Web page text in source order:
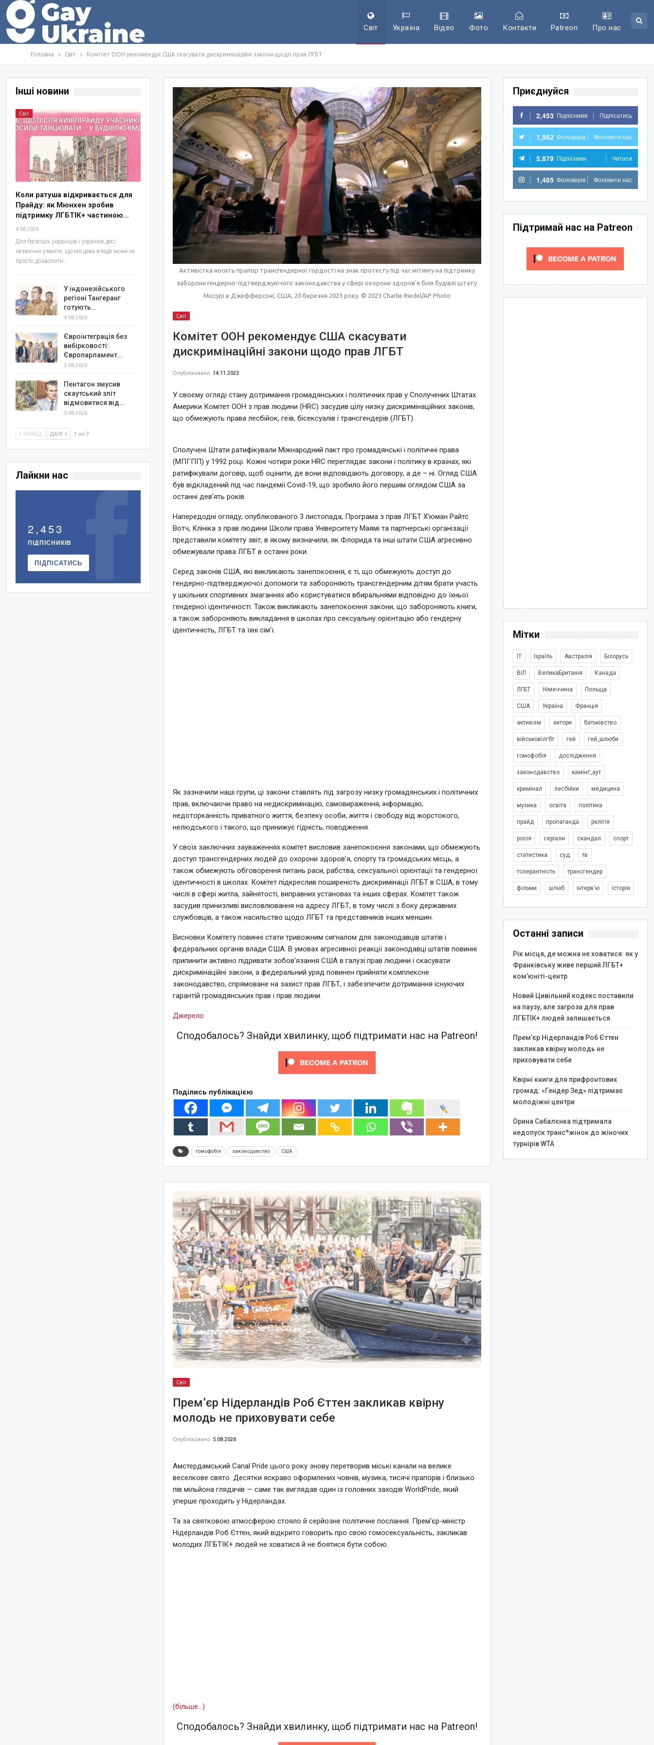
Світ Україна Відео Фото Контакти Patreon Про нас
Головна Світ Комітет ООН рекомендує США скасувати дискримінаційні закони щодо прав ЛГБТ
Активістка носить прапор трансгендерної гордості на знак протесту під час мітингу на підтримку
заборони гендерно-підтверджуючого законодавства у сфері охорони здоров'я біля будівлі штату
Міссурі в Джефферсоні, США, 20 березня 2023 року. © 2023 Charlie Riedel/AP Photo
Світ
Комітет ООН рекомендує США скасувати
дискримінаційні закони щодо прав ЛГБТ
Опубліковано 14.11.2023
У своєму огляді стану дотримання громадянських і політичних прав у Сполучених Штатах
Америки Комітет ООН з прав людини (HRC) засудив цілу низку дискримінаційних законів,
що обмежують права лесбійок, геїв, бісексуалів і трансгендерів (ЛГБТ).
Сполучені Штати ратифікували Міжнародний пакт про громадянські і політичні права
(МПГПП) у 1992 році. Кожні чотири роки HRC переглядає закони і політику в країнах, які
ратифікували договір, щоб оцінити, де вони відповідають договору, а де – ні. Огляд США
був відкладений під час пандемії Covid-19, що зробило його першим оглядом США за
останні дев’ять років.
Напередодні огляду, опублікованого 3 листопада, Програма з прав ЛГБТ Х’юман Райтс
Вотч, Клініка з прав людини Школи права Університету Маямі та партнерські організації
представили комітету звіт, в якому визначили, як Флорида та інші штати США агресивно
обмежували права ЛГБТ в останні роки.
Серед законів США, які викликають занепокоєння, є ті, що обмежують доступ до
гендерно-підтверджуючої допомоги та забороняють трансгендерним дітям брати участь
у шкільних спортивних змаганнях або користуватися вбиральнями відповідно до їхньої
гендерної ідентичності. Також викликають занепокоєння закони, що забороняють книги,
а також забороняють викладання в школах про сексуальну орієнтацію або гендерну
ідентичність, ЛГБТ та їхні сім’ї.
Як зазначили наші групи, ці закони ставлять під загрозу низку громадянських і політичних
прав, включаючи право на недискримінацію, самовираження, інформацію,
недоторканність приватного життя, безпеку особи, життя і свободу від жорстокого,
нелюдського і такого, що принижує гідність, поводження.
У своїх заключних зауваженнях комітет висловив занепокоєння законами, що обмежують
доступ трансгендерних людей до охорони здоров’я, спорту та громадських місць, а
також обмежують обговорення питань раси, рабства, сексуальної орієнтації та гендерної
ідентичності в школах. Комітет підкреслив поширеність дискримінації ЛГБТ в США, в тому
числі в сфері житла, зайнятості, виправних установах та інших сферах. Комітет також
засудив принизливі висловлювання на адресу ЛГБТ, в тому числі з боку державних
службовців, а також насильство щодо ЛГБТ та представників інших меншин.
Висновки Комітету повинні стати тривожним сигналом для законодавців штатів і
федеральних органів влади США. В умовах агресивної реакції законодавці штатів повинні
припинити активно підривати зобов’язання США в галузі прав людини і скасувати
дискримінаційні закони, а федеральний уряд повинен прийняти комплексне
законодавство, спрямоване на захист прав ЛГБТ, і забезпечити дотримання існуючих
гарантій громадянських прав і прав людини.
Джерело
Сподобалось? Знайди хвилинку, щоб підтримати нас на Patreon!
Поділись публікацією
гомофобія законодавство США
Світ
Прем’єр Нідерландів Роб Єттен закликав квірну
молодь не приховувати себе
Опубліковано 5.08.2026
Амстердамський Canal Pride цього року знову перетворив міські канали на велике
веселкове свято. Десятки яскраво оформлених човнів, музика, тисячі прапорів і близько
пів мільйона глядачів — саме так виглядав один із головних заходів WorldPride, який
уперше проходить у Нідерландах.
Та за святковою атмосферою стояло й серйозне політичне послання. Прем’єр-міністр
Нідерландів Роб Єттен, який відкрито говорить про свою гомосексуальність, закликав
молодих ЛГБТІК+ людей не ховатися й не боятися бути собою.
(більше…)
Сподобалось? Знайди хвилинку, щоб підтримати нас на Patreon!
Приєднуйся
2,453 Підпісників Підпісатись
1,562 Фоловерів Фоловити нас
5,879 Підпісники Читати
1,485 Фоловерів Фоловити нас
Підтримай нас на Patreon
Мітки
IT Ізраїль Австралія Білорусь
ВІЛ ВеликаБританія Канада
ЛГБТ Німеччина Польща
США Україна Франція
активізм актори батьківство
військовілгбт гей гей_шлюби
гомофобія дослідження
законодавство камінґ_аут
кримінал лесбійки медицина
музика освіта політика
прайд пропаганда релігія
росія серіали скандал спорт
статистика суд тв
толерантність трансгендер
фільми шлюб інтерв'ю історія
Останні записи
Рік місця, де можна не ховатися: як у
Франківську живе перший ЛГБТ+
ком’юніті-центр
Новий Цивільний кодекс поставили
на паузу, але загроза для прав
ЛГБТІК+ людей залишається
Прем’єр Нідерландів Роб Єттен
закликав квірну молодь не
приховувати себе
Квірні книги для прифронтових
громад: «Гендер Зед» підтримає
молодіжні центри
Орина Сабалєнка підтримала
недопуск транс*жінок до жіночих
турнірів WTA
Інші новини
Світ
Коли ратуша відкривається для
Прайду: як Мюнхен зробив
підтримку ЛГБТІК+ частиною…
4.08.2026
Для багатьох українців і українок досі
незвично уявити, що місцева влада може не
просто дозволити…
У індонезійського
регіоні Тангеранг
готують…
4.08.2026
Євроінтеграція без
вибірковості:
Європарламент…
3.08.2026
Пентагон змусив
скаутський зліт
відмовитися від…
5.08.2026
НАЗАД ДАЛІ 1 из 7
Лайкни нас
2,453
ПІДПІСНИКІВ
ПІДПІСАТИСЬ